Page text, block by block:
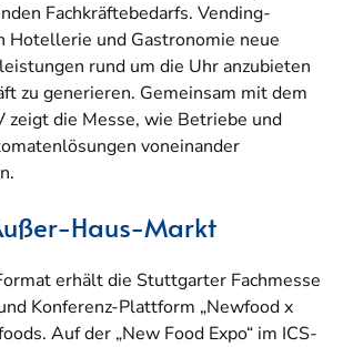
Fachkräftebedarfs. Vending-
Hotellerie und Gastronomie neue
rund um die Uhr anzubieten
zu generieren. Gemeinsam mit dem
zeigt die Messe, wie Betriebe und
voneinander
Haus-Markt
erhält die Stuttgarter Fachmesse
Konferenz-Plattform „Newfood x
Auf der „New Food Expo“ im ICS-